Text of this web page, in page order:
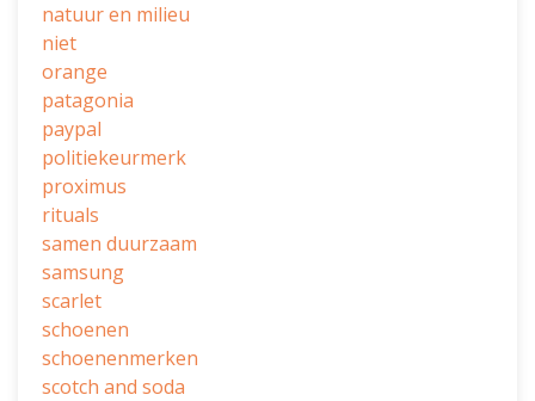
natuur en milieu
niet
orange
patagonia
paypal
politiekeurmerk
proximus
rituals
samen duurzaam
samsung
scarlet
schoenen
schoenenmerken
scotch and soda